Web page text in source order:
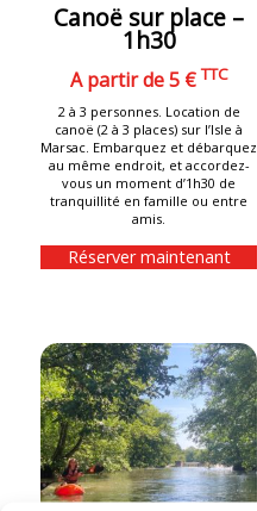
Canoë sur place –
1h30
A partir de 5 € TTC
2 à 3 personnes. Location de
canoë (2 à 3 places) sur l’Isle à
Marsac. Embarquez et débarquez
au même endroit, et accordez-
vous un moment d’1h30 de
tranquillité en famille ou entre
amis.
Réserver maintenant